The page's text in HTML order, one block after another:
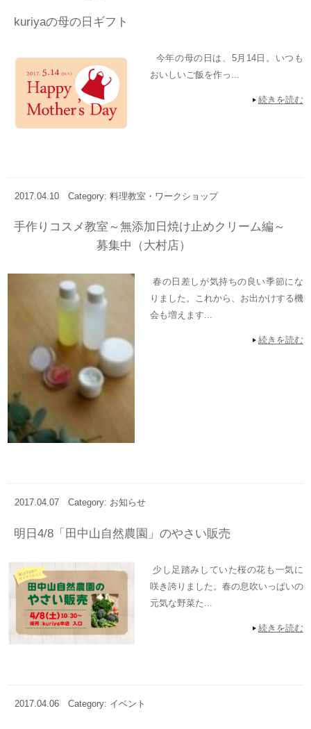
kuriyaの母の日ギフト
今年の母の日は、5月14日。いつも
おいしいご飯を作っ...
続きを読む
2017.04.10 Category: 料理教室・ワークショップ
手作りコスメ教室～無添加日焼け止めクリーム編～
募集中（大村店）
春の日差しが気持ちの良い季節にな
りました。これから、お出かけする機
会も増えます...
続きを読む
2017.04.07 Category: お知らせ
明日4/8「田中山自然農園」のやさい販売
少し足踏みしていた桜の花も一気に
咲き誇りました。春の息吹いっぱいの
元気な野菜た...
続きを読む
2017.04.06 Category: イベント